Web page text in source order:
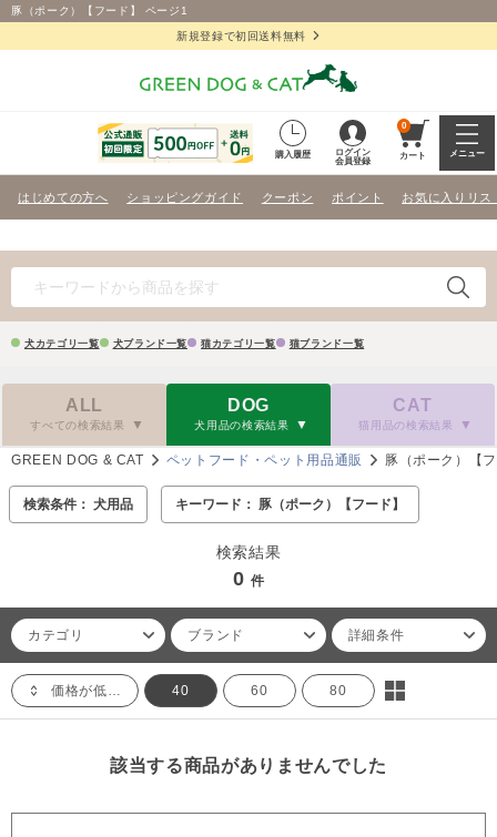
豚（ポーク）【フード】 ページ1
新規登録で初回送料無料
購入履歴
ログイン
会員登録
0
カート メニュー
はじめての方へ ショッピングガイド クーポン ポイント お気に入りリス
犬カテゴリ一覧 犬ブランド一覧 猫カテゴリ一覧 猫ブランド一覧
ALL
すべての検索結果
DOG
犬用品の検索結果
CAT
猫用品の検索結果
GREEN DOG & CAT ペットフード・ペット用品通販 豚（ポーク）【
検索条件： 犬用品 キーワード： 豚（ポーク）【フード】
検索結果
0 件
カテゴリ ブランド 詳細条件
価格が低い順 40 60 80
該当する商品がありませんでした